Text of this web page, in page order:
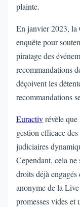
plainte.
En janvier 2023, la
enquête pour
piratage des
recommandations
déçoivent les
recommandations
Euractivrévèle
gestion efficace
judiciaires
Cependant, cela ne
droits déjà
anonyme de la
promesses vides et